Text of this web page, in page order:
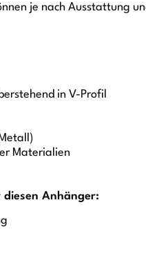
je nach Ausstattung
in V-Profil
Materialien
Anhänger: